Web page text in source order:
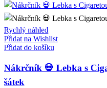
Rychlý náhled
Přidat na Wishlist
Přidat do košíku
Nákrčník 💀 Lebka s
šátek